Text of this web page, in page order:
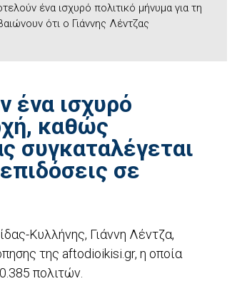
ένα ισχυρό πολιτικό μήνυμα για τη
ότι ο Γιάννης Λέντζας
ένα ισχυρό
καθώς
συγκαταλέγεται
σε
Κυλλήνης, Γιάννη Λέντζα,
της aftodioikisi.gr, η οποία
πολιτών.